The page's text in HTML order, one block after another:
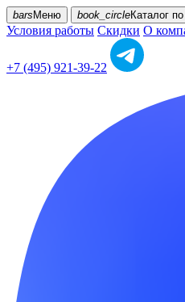
bars Меню book_circleКаталог
Условия работы Скидки О
+7 (495) 921-39-22